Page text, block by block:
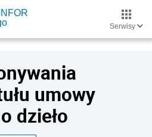
Serwisy
umowy
dzieło